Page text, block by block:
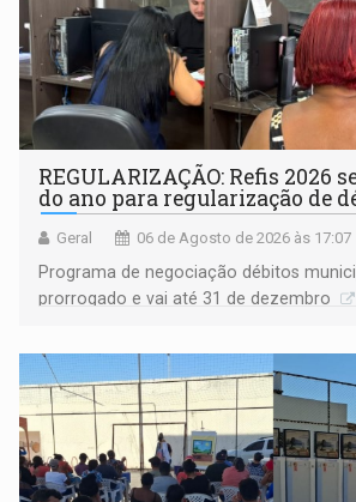
REGULARIZAÇÃO: Refis 2026
do ano para regularização de
Geral 06 de Agosto de 2026 às 17:07
Programa de negociação débitos
prorrogado e vai até 31 de dezembro